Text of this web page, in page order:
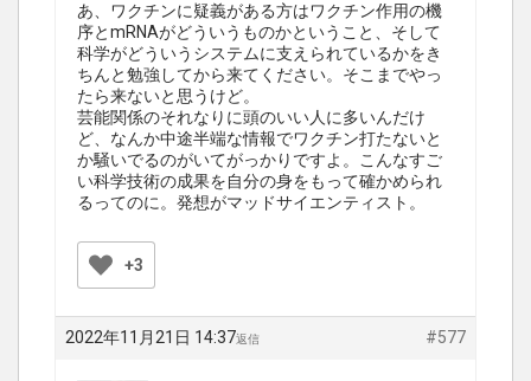
あ、ワクチンに疑義がある方はワクチン作用の機
序とmRNAがどういうものかということ、そして
科学がどういうシステムに支えられているかをき
ちんと勉強してから来てください。そこまでやっ
たら来ないと思うけど。
芸能関係のそれなりに頭のいい人に多いんだけ
ど、なんか中途半端な情報でワクチン打たないと
か騒いでるのがいてがっかりですよ。こんなすご
い科学技術の成果を自分の身をもって確かめられ
るってのに。発想がマッドサイエンティスト。
+3
2022年11月21日 14:37 #577
返信